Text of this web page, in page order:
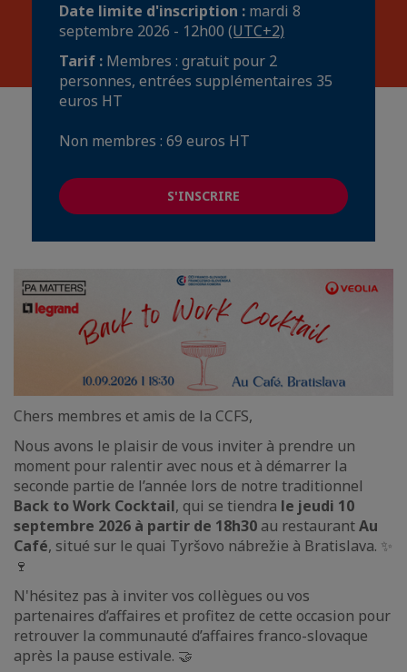
Date limite d'inscription : mardi 8
septembre 2026 - 12h00 (UTC+2)
Tarif : Membres : gratuit pour 2
personnes, entrées supplémentaires 35
euros HT
Non membres : 69 euros HT
S'INSCRIRE
Chers membres et amis de la CCFS,
Nous avons le plaisir de vous inviter à prendre un
moment pour ralentir avec nous et à démarrer la
seconde partie de l’année lors de notre traditionnel
Back to Work Cocktail, qui se tiendra le jeudi 10
septembre 2026 à partir de 18h30 au restaurantAu
Café, situé sur le quai Tyršovo nábrežie à Bratislava. ✨
🍷
N'hésitez pas à inviter vos collègues ou vos
partenaires d’affaires et profitez de cette occasion pour
retrouver la communauté d’affaires franco-slovaque
après la pause estivale. 🤝